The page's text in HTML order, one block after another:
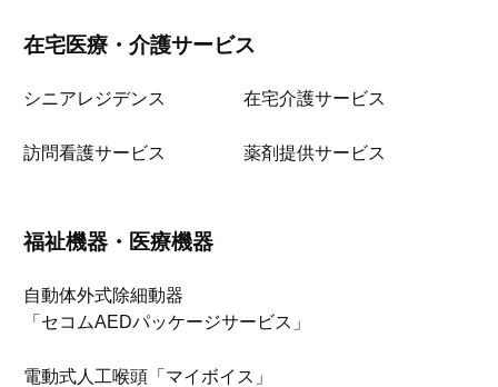
在宅医療・介護サービス
シニアレジデンス 在宅介護サービス
訪問看護サービス 薬剤提供サービス
福祉機器・医療機器
自動体外式除細動器
「セコムAEDパッケージサービス」
電動式人工喉頭「マイボイス」